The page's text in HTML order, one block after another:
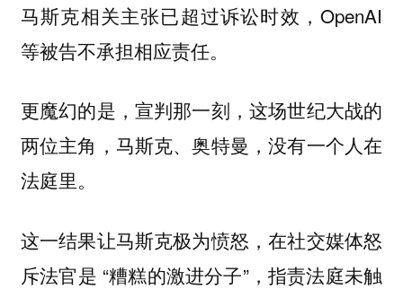
马斯克相关主张已超过诉讼时效，OpenAI
等被告不承担相应责任。
更魔幻的是，宣判那一刻，这场世纪大战的
两位主角，马斯克、奥特曼，没有一个人在
法庭里。
这一结果让马斯克极为愤怒，在社交媒体怒
斥法官是 “糟糕的激进分子”，指责法庭未触